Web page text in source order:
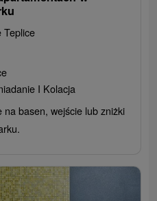
Teplice
I Kolacja
basen, wejście lub zniżki